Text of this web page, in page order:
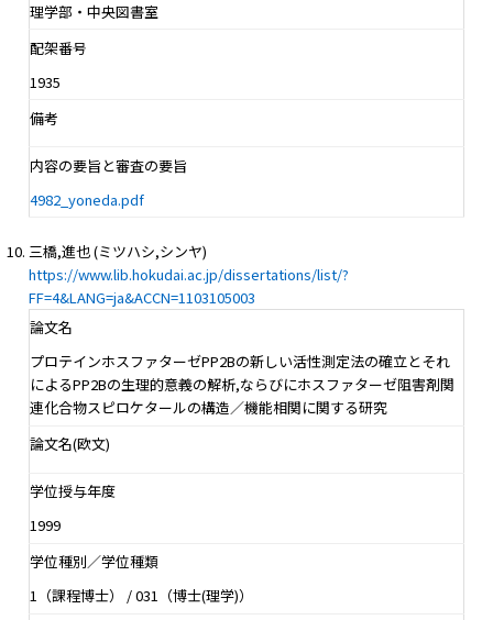
理学部・中央図書室
配架番号
1935
備考
内容の要旨と審査の要旨
4982_yoneda.pdf
三橋,進也 (ミツハシ,シンヤ)
https://www.lib.hokudai.ac.jp/dissertations/list/?
FF=4&LANG=ja&ACCN=1103105003
論文名
プロテインホスファターゼPP2Bの新しい活性測定法の確立とそれ
によるPP2Bの生理的意義の解析,ならびにホスファターゼ阻害剤関
連化合物スピロケタールの構造／機能相関に関する研究
論文名(欧文)
学位授与年度
1999
学位種別／学位種類
1（課程博士） / 031（博士(理学)）